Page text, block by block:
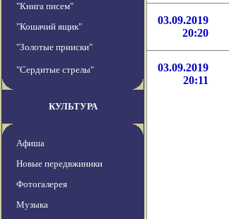
"Книга писем"
"Кошачий ящик"
"Золотые прииски"
"Сердитые стрелы"
КУЛЬТУРА
Афиша
Новые передвжиники
Фотогалерея
Музыка
03.09.2019
20:20
03.09.2019
20:11